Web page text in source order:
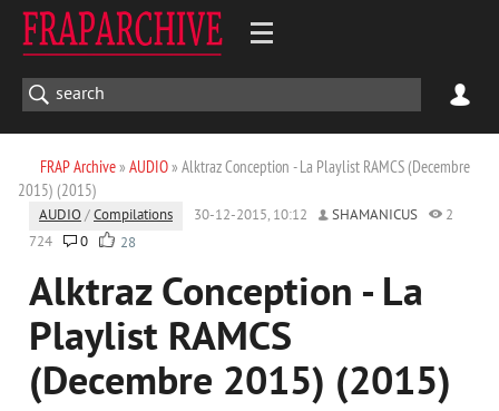
FRAP Archive» AUDIO» Alktraz Conception - La Playlist RAMCS (Decembre
2015) (2015)
AUDIO /Compilations 30-12-2015, 10:12 SHAMANICUS
2
724
0 28
Alktraz Conception - La
Playlist RAMCS
(Decembre 2015) (2015)